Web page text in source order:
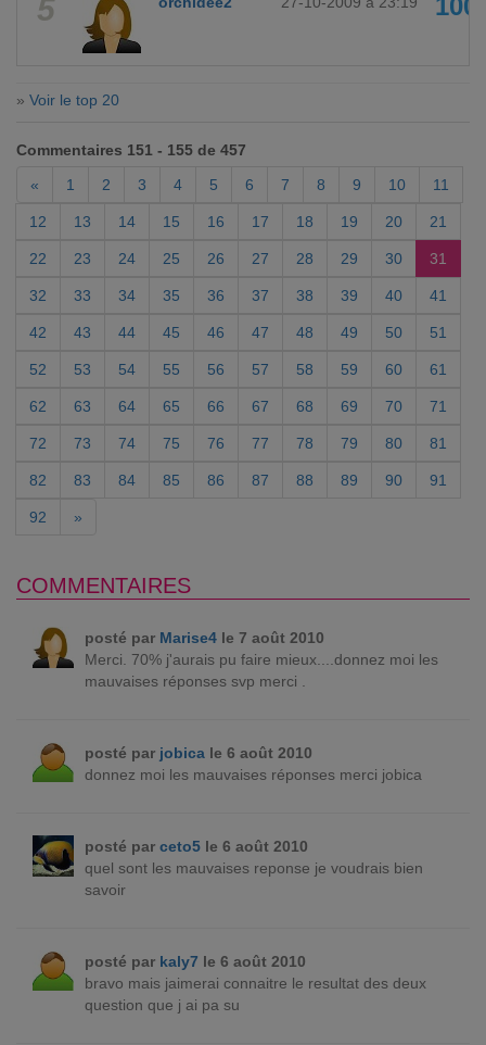
5
» Voir le top 20
Commentaires 151 - 155 de 457
«
1 2 3 4 5 6 7 8 9 10 11
12 13 14 15 16 17 18 19 20 21
22 23 24 25 26 27 28 29 30 31
32 33 34 35 36 37 38 39 40 41
42 43 44 45 46 47 48 49 50 51
52 53 54 55 56 57 58 59 60 61
62 63 64 65 66 67 68 69 70 71
72 73 74 75 76 77 78 79 80 81
82 83 84 85 86 87 88 89 90 91
92 »
COMMENTAIRES
posté par Marise4le 7 août 2010
Merci. 70% j'aurais pu faire mieux....donnez moi les
mauvaises réponses svp merci .
posté par jobicale 6 août 2010
donnez moi les mauvaises réponses merci jobica
posté par ceto5le 6 août 2010
quel sont les mauvaises reponse je voudrais bien
savoir
posté par kaly7 le 6 août 2010
bravo mais jaimerai connaitre le resultat des deux
question que j ai pa su